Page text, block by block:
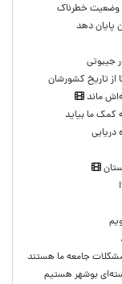
وضعیت خطرناک
پایان دهد
جیبوتی
ماند
ما بیاید
جامعه ما هستند
بوشهر هستیم